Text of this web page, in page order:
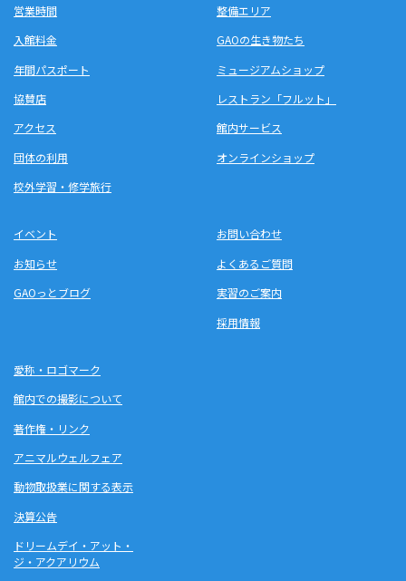
営業時間
入館料金
年間パスポート
協賛店
アクセス
団体の利用
校外学習・修学旅行
整備エリア
GAOの生き物たち
ミュージアムショップ
レストラン「フルット」
館内サービス
オンラインショップ
イベント
お知らせ
GAOっとブログ
お問い合わせ
よくあるご質問
実習のご案内
採用情報
愛称・ロゴマーク
館内での撮影について
著作権・リンク
アニマルウェルフェア
動物取扱業に関する表示
決算公告
ドリームデイ・アット・
ジ・アクアリウム